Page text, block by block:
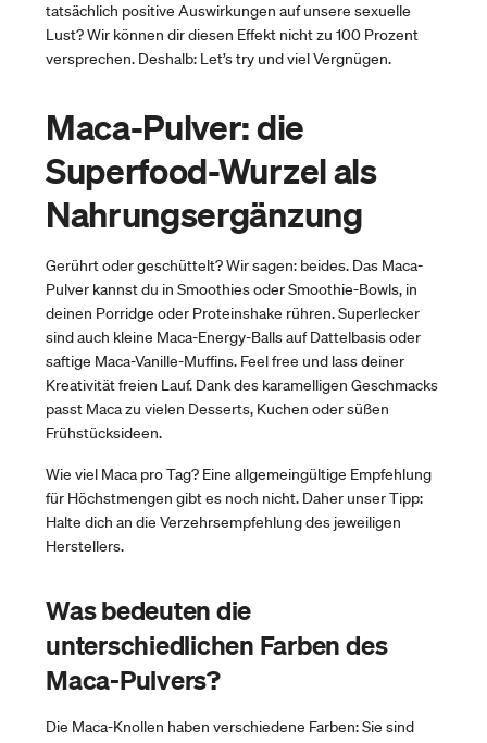
tatsächlich positive Auswirkungen auf unsere sexuelle
Lust? Wir können dir diesen Effekt nicht zu 100 Prozent
versprechen. Deshalb: Let’s try und viel Vergnügen.
Maca-Pulver: die
Superfood-Wurzel als
Nahrungsergänzung
Gerührt oder geschüttelt? Wir sagen: beides. Das Maca-
Pulver kannst du in Smoothies oder Smoothie-Bowls, in
deinen Porridge oder Proteinshake rühren. Superlecker
sind auch kleine Maca-Energy-Balls auf Dattelbasis oder
saftige Maca-Vanille-Muffins. Feel free und lass deiner
Kreativität freien Lauf. Dank des karamelligen Geschmacks
passt Maca zu vielen Desserts, Kuchen oder süßen
Frühstücksideen.
Wie viel Maca pro Tag? Eine allgemeingültige Empfehlung
für Höchstmengen gibt es noch nicht. Daher unser Tipp:
Halte dich an die Verzehrsempfehlung des jeweiligen
Herstellers.
Was bedeuten die
unterschiedlichen Farben des
Maca-Pulvers?
Die Maca-Knollen haben verschiedene Farben: Sie sind